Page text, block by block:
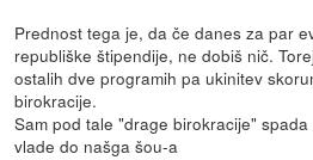
Prednost tega je, da če danes za par
republiške štipendije, ne dobiš nič.
ostalih dve programih pa ukinitev
birokracije.
Sam pod tale "drage birokracije"
vlade do našga šou-a